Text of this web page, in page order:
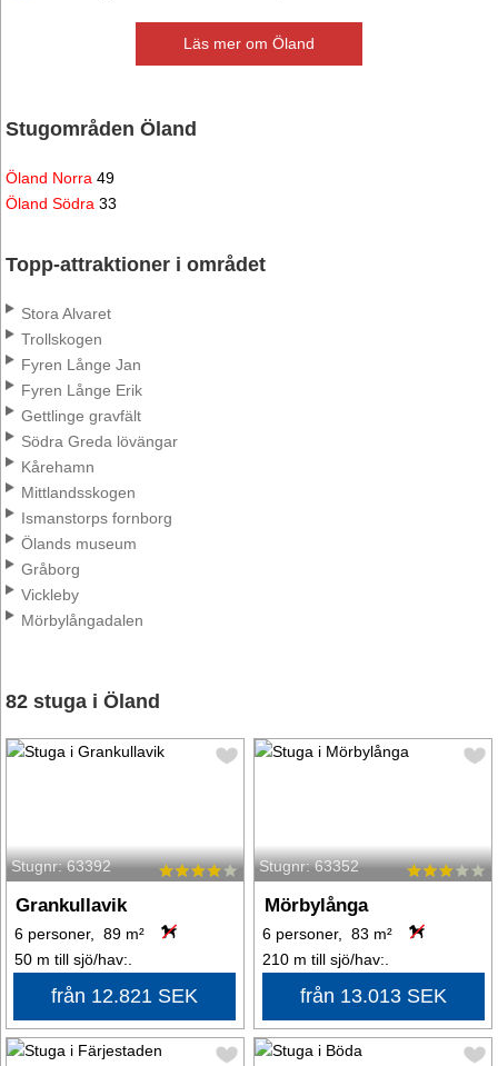
Läs mer om Öland
Stugområden Öland
Öland Norra 49
Öland Södra 33
Topp-attraktioner i området
Stora Alvaret
Trollskogen
Fyren Långe Jan
Fyren Långe Erik
Gettlinge gravfält
Södra Greda lövängar
Kårehamn
Mittlandsskogen
Ismanstorps fornborg
Ölands museum
Gråborg
Vickleby
Mörbylångadalen
82 stuga i Öland
Stugnr: 63392
Grankullavik
6 personer, 89 m²
50 m till sjö/hav:.
från 12.821 SEK
Stugnr: 63352
Mörbylånga
6 personer, 83 m²
210 m till sjö/hav:.
från 13.013 SEK